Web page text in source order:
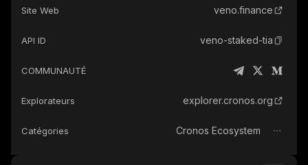
Site Web veno.finance
API ID veno-staked-tia
COMMUNAUTÉ
Explorateurs explorer.cronos.org
Catégories Cronos Ecosystem